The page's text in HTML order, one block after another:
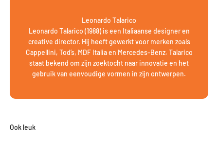
Leonardo Talarico
Leonardo Talarico (1988) is een Italiaanse designer en
creative director. Hij heeft gewerkt voor merken zoals
Cappellini, Tod’s, MDF Italia en Mercedes-Benz. Talarico
staat bekend om zijn zoektocht naar innovatie en het
gebruik van eenvoudige vormen in zijn ontwerpen.